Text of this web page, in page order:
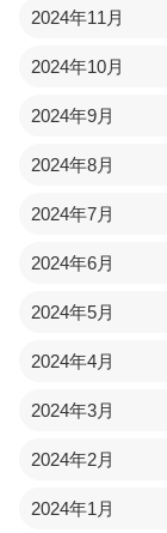
2024年11月
2024年10月
2024年9月
2024年8月
2024年7月
2024年6月
2024年5月
2024年4月
2024年3月
2024年2月
2024年1月